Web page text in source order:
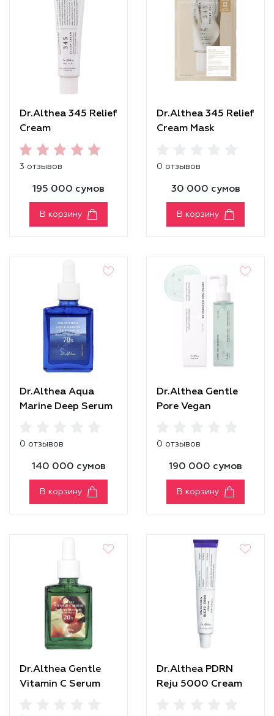
Dr.Althea 345 Relief
Cream
3 отзывов
195 000 сумов
В корзину
Dr.Althea 345 Relief
Cream Mask
0 отзывов
30 000 сумов
В корзину
Dr.Althea Aqua
Marine Deep Serum
0 отзывов
140 000 сумов
В корзину
Dr.Althea Gentle
Pore Vegan
0 отзывов
190 000 сумов
В корзину
Dr.Althea Gentle
Vitamin C Serum
Dr.Althea PDRN
Reju 5000 Cream